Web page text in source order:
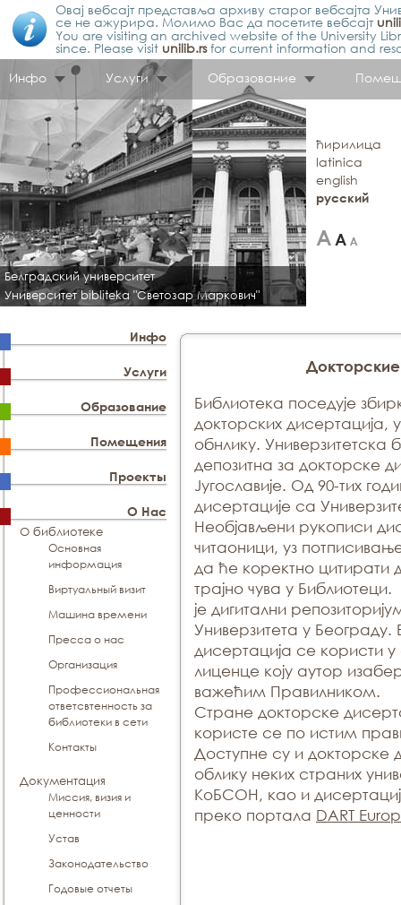
Овај вебсајт представља архиву старог вебсајта
се не ажурира. Молимо Вас да посетите вебсајт
You are visiting an archived website of the University
since. Please visit unilib.rsfor current information and
Инфо
Услуги Образование
Белградский университет
Университет bibliteka "Светозар Маркович"
ћирилица
latinica
english
русский
Инфо
Услуги
Образование
Помещения
Проекты
О Нас
О библиотеке
Основная
информация
Виртуальный визит
Машина времени
Пресса о нас
Организация
Профессиональная
ответсвтенность за
библиотеки в сети
Контакты
Документация
Миссия, визия и
ценности
Устав
Законодательство
Годовые отчеты
Библиотека поседује
докторских
обнлику. Универзитетска
депозитна за докторске
Југославије. Од 90-тих
дисертације са
Необјављени рукописи
читаоници, уз
да ће коректно цитирати
трајно чува у
је дигитални
Универзитета у
дисертација се користи
лиценце коју аутор
важећим Правилником.
Стране докторске
користе се по истим
Доступне су и докторске
облику неких страних
КоБСОН, као и
преко портала DART